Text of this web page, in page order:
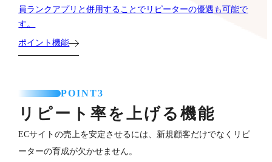
員ランクアプリと併用することでリピーターの優遇も可能で
す。
ポイント機能
POINT3
リピート率を上げる機能
ECサイトの売上を安定させるには、新規顧客だけでなくリピ
ーターの育成が欠かせません。